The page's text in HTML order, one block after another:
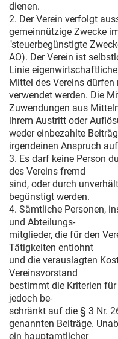
dienen.
2. Der Verein verfolgt
gemeinnützige Zwecke
"steuerbegünstigte
AO). Der Verein ist
Linie
Mittel des Vereins
verwendet werden. Die
Zuwendungen aus
ihrem Austritt oder
weder einbezahlte
irgendeinen Anspruch
3. Es darf keine Person
des Vereins fremd
sind, oder durch
begünstigt werden.
4. Sämtliche Personen,
und Abteilungs-
mitglieder, die für den
Tätigkeiten entlohnt
und die verauslagten
Vereinsvorstand
bestimmt die Kriterien
jedoch be-
schränkt auf die § 3 Nr.
genannten Beiträge.
ein hauptamtlicher